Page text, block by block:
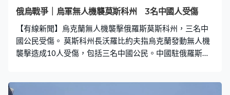
福特認為加拿大應反制，他又不滿特朗普指控加拿大山火
煙霧入侵美國而威脅加關稅，福特指其中一處大範圍山火
在明尼蘇達州起火，特朗普應支援盟友撲救，而非以關稅
要脅。
俄烏戰爭｜烏軍無人機襲莫斯科州 3名中國人受傷
【有線新聞】烏克蘭無人機襲擊俄羅斯莫斯科州，三名中
國公民受傷。 莫斯科州長沃羅比約夫指烏克蘭發動無人機
襲擊造成10人受傷，包括三名中國公民。中國駐俄羅斯大